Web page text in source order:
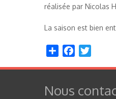
réalisée par Nicolas
La saison est bien
Share Facebook
Nous